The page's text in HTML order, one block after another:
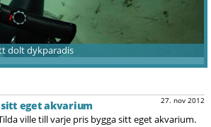
dolt dykparadis
27. nov 2012
sitt eget akvarium
ville till varje pris bygga sitt eget akvarium.